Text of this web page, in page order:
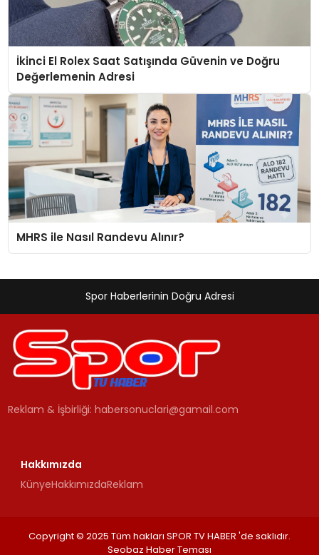
İkinci El Rolex Saat Satışında Güvenin ve Doğru
Değerlemenin Adresi
MHRS ile Nasıl Randevu Alınır?
Spor Haberlerinin Doğru Adresi
Reklam & İşbirliği:habersonuclari@gamail.com
Hakkımızda
KünyeHakkımızdaReklam
Copyright © 2025 Tüm hakları SPOR TV HABER 'de saklıdır.
Seobaz Haber Teması